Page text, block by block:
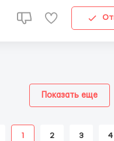
1 2 3 4
Показать еще